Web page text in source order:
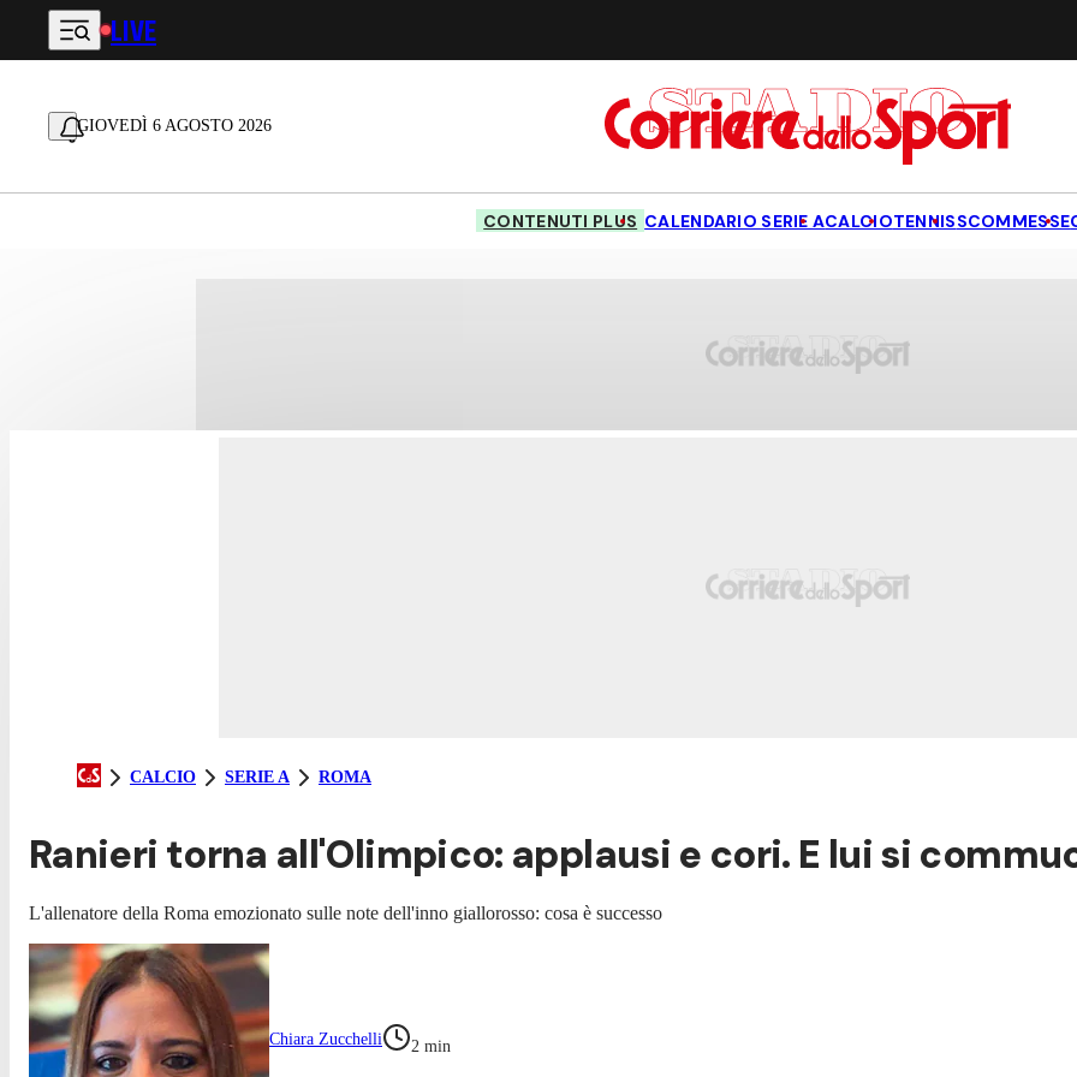
Vai al contenuto principale
LIVE
GIOVEDÌ 6 AGOSTO 2026
CONTENUTI PLUS CALENDARIO SERIE ACALCIOTENNISSCOMMESSE
CALCIO SERIE A ROMA
Ranieri torna all'Olimpico: applausi e cori. E lui si
L'allenatore della Roma emozionato sulle note dell'inno giallorosso: cosa è successo
Chiara Zucchelli 2 min